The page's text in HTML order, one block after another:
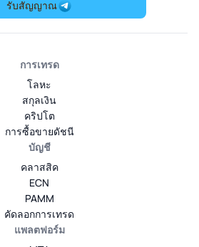
รับสัญญาณ
การเทรด
โลหะ
สกุลเงิน
คริปโต
การซื้อขายดัชนี
บัญชี
คลาสสิค
ECN
PAMM
คัดลอกการเทรด
แพลตฟอร์ม